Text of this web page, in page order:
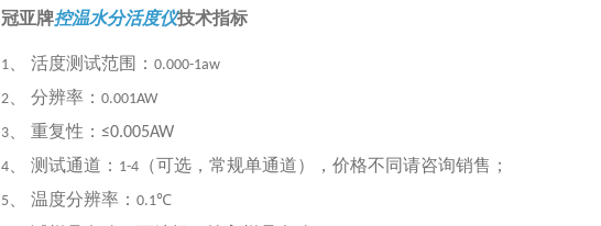
冠亚牌控温水分活度仪技术指标
1 活度测试范围： 0.000-1aw
2 分辨率： 0.001AW
3 重复性： ≤0.005AW
4 测试通道： 1-4 （可选，常规单通道），价格不同请咨询销售；
5 温度分辨率： 0.1℃